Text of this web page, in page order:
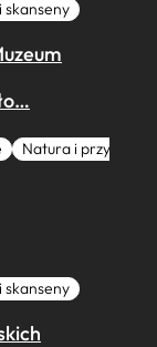
skanseny
Natura i przygoda
skanseny